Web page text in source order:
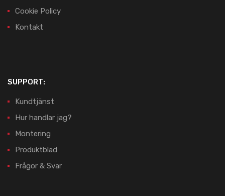
Cookie Policy
Kontakt
SUPPORT:
Kundtjänst
Hur handlar jag?
Montering
Produktblad
Frågor & Svar